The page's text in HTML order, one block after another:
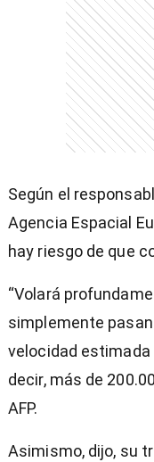
Según el
Agencia Espacial
hay riesgo de que
“Volará
simplemente
velocidad estimada
decir, más de
AFP.
Asimismo, dijo, su